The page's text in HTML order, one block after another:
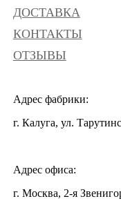
ДОСТАВКА
КОНТАКТЫ
ОТЗЫВЫ
Адрес фабрики:
г. Калуга, ул.
Адрес офиса:
г. Москва, 2-я